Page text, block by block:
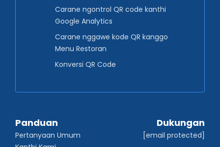
Carane ngontrol QR code kanthi
Google Analytics
Carane nggawe kode QR kanggo
Menu Restoran
Konversi QR Code
Panduan
Pertanyaan Umum
Dukungan
[email protected]